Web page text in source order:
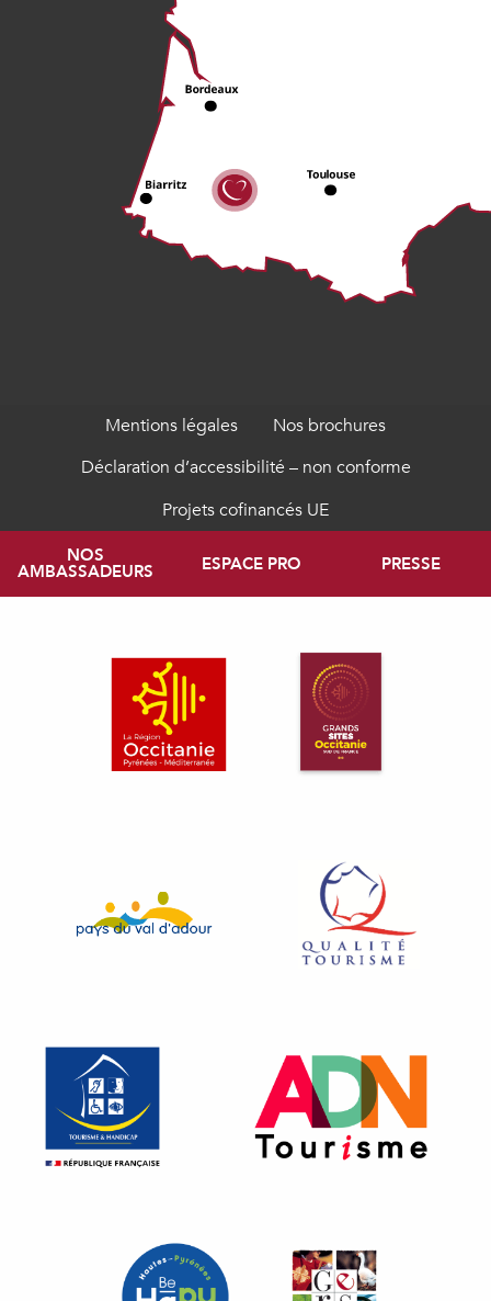
Mentions légales
Nos brochures
Déclaration d’accessibilité – non conforme
Projets cofinancés UE
NOS
AMBASSADEURS ESPACE PRO PRESSE